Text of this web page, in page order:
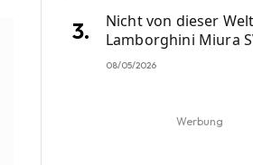
Nicht von dieser
Lamborghini Miura
08/05/2026
Werbung